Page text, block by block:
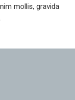
mollis, gravida